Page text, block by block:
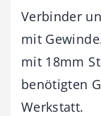
Verbinder
mit
mit 18mm
benötigten
Werkstatt.